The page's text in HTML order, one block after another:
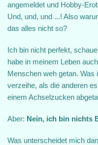
angemeldet und Hobby-
Und, und, und ...! Also
das alles nicht so?
Ich bin nicht perfekt,
habe in meinem Leben
Menschen weh getan.
verzeihe, als die anderen
einem Achselzucken
Aber: Nein, ich bin nichts
Was unterscheidet mich